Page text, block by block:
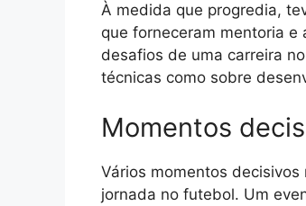
À medida que progredia,
que forneceram mentoria e
desafios de uma carreira
técnicas como sobre
Momentos
Vários momentos
jornada no futebol. Um